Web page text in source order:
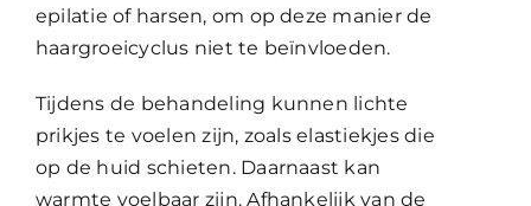
epilatie of harsen, om op deze manier de
haargroeicyclus niet te beïnvloeden.
Tijdens de behandeling kunnen lichte
prikjes te voelen zijn, zoals elastiekjes die
op de huid schieten. Daarnaast kan
warmte voelbaar zijn. Afhankelijk van de